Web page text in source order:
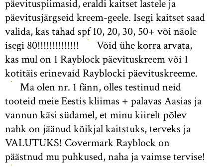
päevituspiimasid, eraldi kaitset lastele ja
päevitusjärgseid kreem-geele. Isegi kaitset saad
valida, kas tahad spf 10, 20, 30, 50+ või näole
isegi 80!!!!!!!!!!!!!!
Võid ühe korra arvata,
kas mul on 1 Rayblock päevituskreem või 1
kotitäis erinevaid Rayblocki päevituskreeme.
Ma olen nr. 1 fänn, olles testinud neid
tooteid meie Eestis kliimas + palavas Aasias ja
vannun käsi südamel, et minu kiirelt põlev
nahk on jäänud kõikjal kaitstuks, terveks ja
VALUTUKS! Covermark Rayblock on
päästnud mu puhkused, naha ja vaimse tervise!